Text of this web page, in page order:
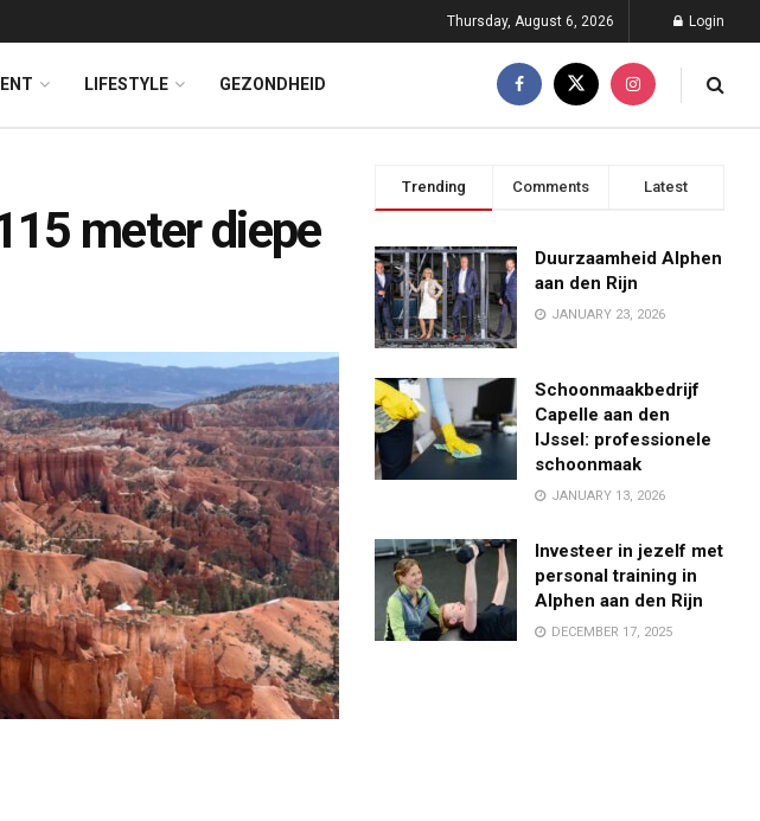
Thursday, August 6, 2026 Login
LIFESTYLE GEZONDHEID
meter diepe
Trending Comments Latest
Duurzaamheid Alphen
aan den Rijn
JANUARY 23, 2026
Schoonmaakbedrijf
Capelle aan den
IJssel: professionele
schoonmaak
JANUARY 13, 2026
Investeer in jezelf met
personal training in
Alphen aan den Rijn
DECEMBER 17, 2025